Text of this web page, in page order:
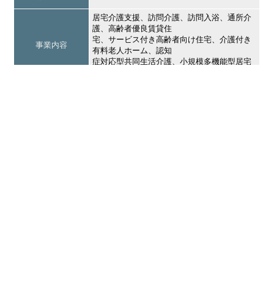
事業内容
居宅介護支援、訪問介護、訪問入浴、通所介
護、高齢者優良賃貸住
宅、サービス付き高齢者向け住宅、介護付き
有料老人ホーム、認知
症対応型共同生活介護、小規模多機能型居宅